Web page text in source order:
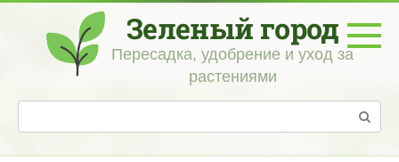
Перейти
контенту
Зеленый город
Пересадка, удобрение и уход за
растениями
Поиск: